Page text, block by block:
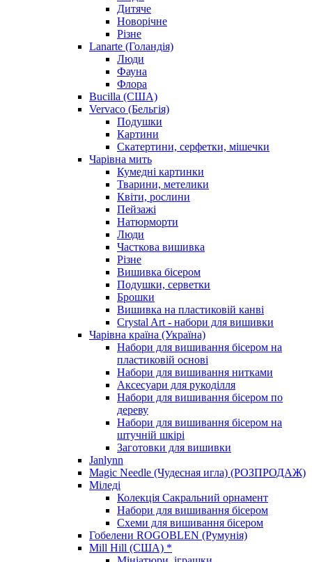
Дитяче
Новорічне
Різне
Lanarte (Голандія)
Люди
Фауна
Флора
Bucilla (США)
Vervaco (Бельгія)
Подушки
Картини
Скатертини, серфетки, мішечки
Чарiвна мить
Кумедні картинки
Тварини, метелики
Квіти, рослини
Пейзажі
Натюрморти
Люди
Часткова вишивка
Різне
Вишивка бісером
Подушки, серветки
Брошки
Вишивка на пластиковій канві
Crystal Art - набори для вишивки
Чарівна країна (Україна)
Набори для вишивання бісером на
пластиковій основі
Набори для вишивання нитками
Аксесуари для рукоділля
Набори для вишивання бісером по
дереву
Набори для вишивання бісером на
штучній шкірі
Заготовки для вишивки
Janlynn
Magic Needle (Чудесная игла) (РОЗПРОДАЖ)
Міледі
Колекція Сакральний орнамент
Набори для вишивання бісером
Схеми для вишивання бісером
Гобелени ROGOBLEN (Румунія)
Mill Hill (США) *